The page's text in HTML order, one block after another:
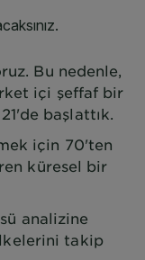
Bu nedenle,
içi şeffaf bir
başlattık.
için 70'ten
küresel bir
analizine
takip